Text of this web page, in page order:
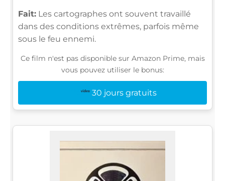
Fait: Les cartographes ont souvent travaillé
dans des conditions extrêmes, parfois même
sous le feu ennemi.
Ce film n'est pas disponible sur Amazon Prime, mais
vous pouvez utiliser le bonus:
30 jours gratuits